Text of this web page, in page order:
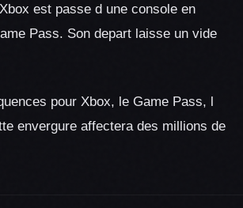
est passe d une console en
Pass. Son depart laisse un vide
pour Xbox, le Game Pass, l
envergure affectera des millions de